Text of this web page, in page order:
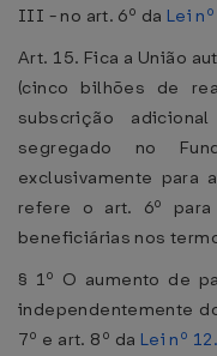
III - no art. 6º da Lei
Art. 15. Fica a União
(cinco bilhões de
subscrição
segregado no
exclusivamente
refere o art. 6º
beneficiárias nos
§ 1º O aumento de
independentemente
7º e art. 8º da Lei nº